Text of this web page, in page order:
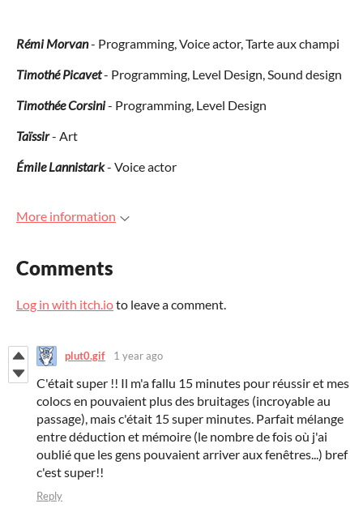
Rémi Morvan- Programming, Voice actor, Tarte aux champi
Timothé Picavet- Programming, Level Design, Sound design
Timothée Corsini- Programming, Level Design
Taïssir- Art
Émile Lannistark- Voice actor
More information
Comments
Log in with itch.ioto leave a comment.
plut0.gif 1 year ago
C'était super !! Il m'a fallu 15 minutes pour réussir et mes
colocs en pouvaient plus des bruitages (incroyable au
passage), mais c'était 15 super minutes. Parfait mélange
entre déduction et mémoire (le nombre de fois où j'ai
oublié que les gens pouvaient arriver aux fenêtres...) bref
c'est super!!
Reply